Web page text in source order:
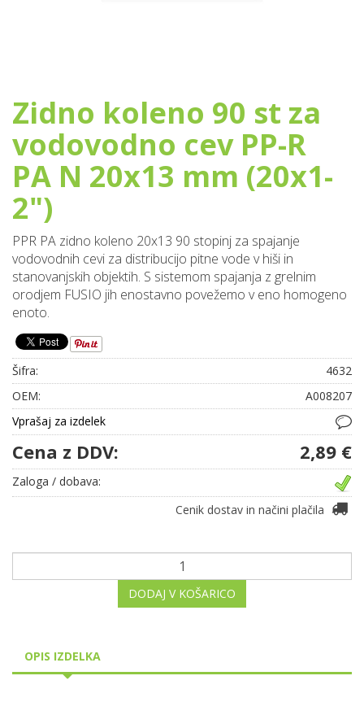
Zidno koleno 90 st za
vodovodno cev PP-R
PA N 20x13 mm (20x1-
2")
PPR PA zidno koleno 20x13 90 stopinj za spajanje
vodovodnih cevi za distribucijo pitne vode v hiši in
stanovanjskih objektih. S sistemom spajanja z grelnim
orodjem FUSIO jih enostavno povežemo v eno homogeno
enoto.
Šifra:
4632
OEM:
A008207
Vprašaj za izdelek
Cena z DDV: 2,89 €
Zaloga / dobava:
Cenik dostav in načini plačila
DODAJ V KOŠARICO
OPIS IZDELKA